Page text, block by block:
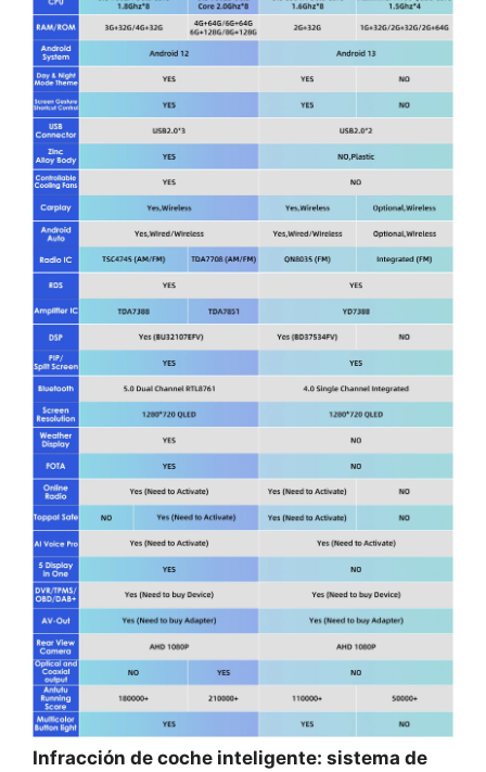
Infracción de coche inteligente: sistema de